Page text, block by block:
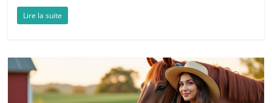
Lire la suite